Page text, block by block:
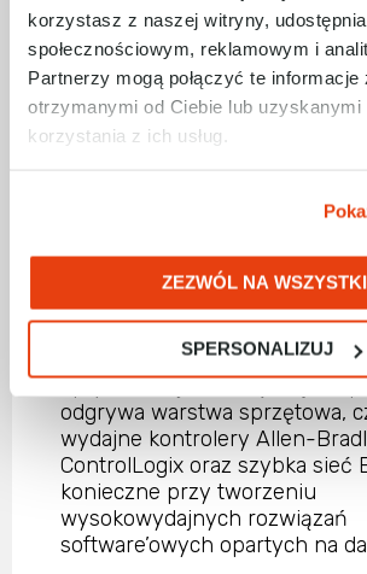
korzystasz z naszej witryny,
społecznościowym, reklamowym i
Partnerzy mogą połączyć te
otrzymanymi od Ciebie lub uzyskanymi
korzystania z ich usług.
ZEZWÓL NA
SPERSONALIZUJ
kontrola dużej ilości danych.
zagwarantować szybką
odczyt danych, Meati Foods
rozwiązanie FactoryTalk
Rockwell Automation, które
zaawansowanym algorytmom
ich składowanie oraz sprawne
zarządzanie. Dodatkowo w
rozwiązaniami FactoryTalk
oraz FactoryTalk VantagePoint
jasny i czytelny sposób
decyzji, a także wprowadzanie
optymalizacji. Istotną rolę w
odgrywa warstwa sprzętowa,
wydajne kontrolery Allen-
ControlLogix oraz szybka sieć
konieczne przy tworzeniu
wysokowydajnych rozwiązań
software’owych opartych na